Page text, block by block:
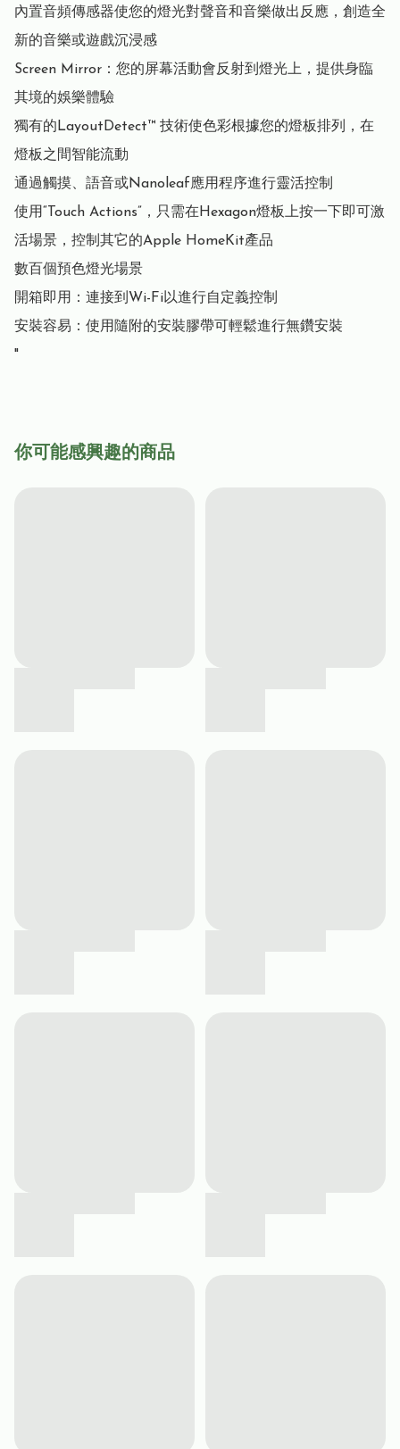
內置音頻傳感器使您的燈光對聲音和音樂做出反應，創造全
新的音樂或遊戲沉浸感
Screen Mirror：您的屏幕活動會反射到燈光上，提供身臨
其境的娛樂體驗
獨有的LayoutDetect™ 技術使色彩根據您的燈板排列，在
燈板之間智能流動
通過觸摸、語音或Nanoleaf應用程序進行靈活控制
使用“Touch Actions”，只需在Hexagon燈板上按一下即可激
活場景，控制其它的Apple HomeKit產品
數百個預色燈光場景
開箱即用：連接到Wi-Fi以進行自定義控制
安裝容易：使用隨附的安裝膠帶可輕鬆進行無鑽安裝
"
你可能感興趣的商品